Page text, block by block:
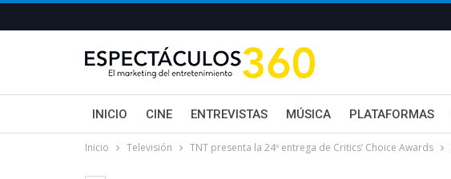
INICIO CINE ENTREVISTAS MÚSICA PLATAFORMAS
Inicio Televisión TNT presenta la 24º entrega de Critics’ Choice Awards